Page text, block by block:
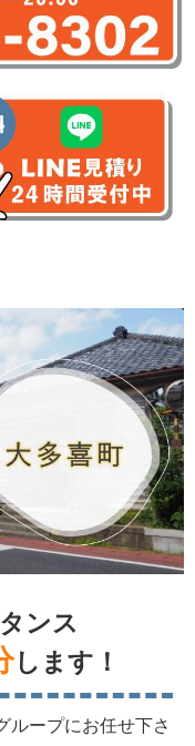
ンス
します！
ループにお任せ下さ